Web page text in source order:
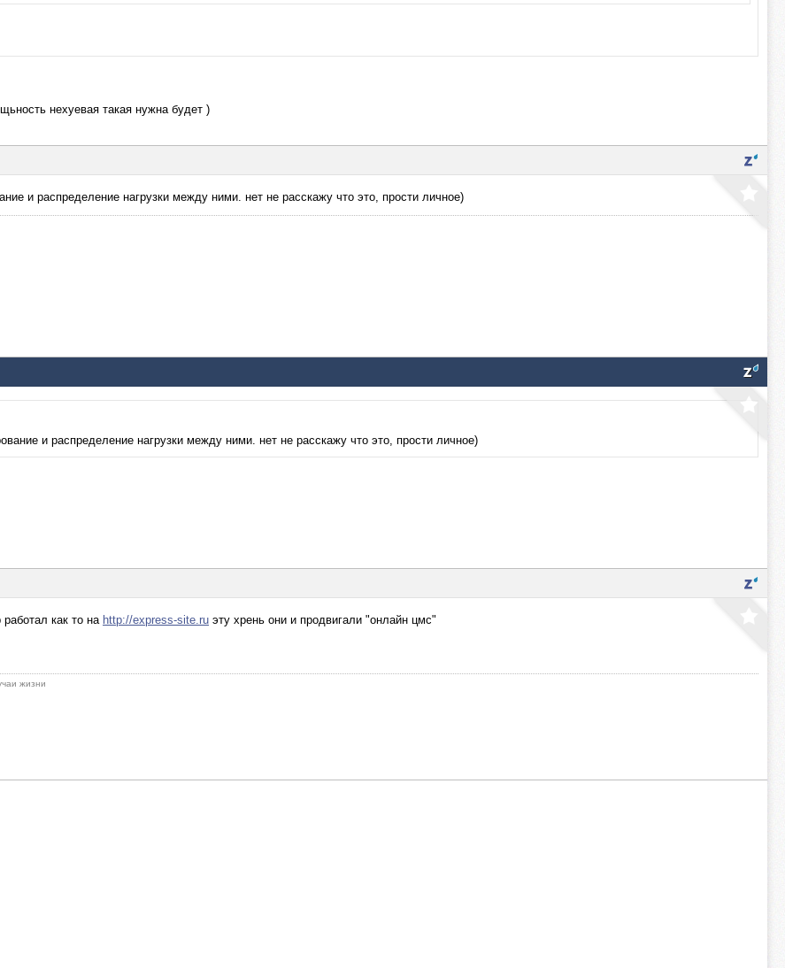
нехуевая такая нужна будет )
и распределение нагрузки между ними. нет не расскажу что это, прости личное)
и распределение нагрузки между ними. нет не расскажу что это, прости личное)
как то на http://express-site.ru эту хрень они и продвигали "онлайн цмс"
жизни